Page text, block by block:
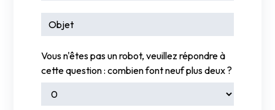
Vous n'êtes pas un robot, veuillez répondre à
cette question : combien font neuf plus deux ?